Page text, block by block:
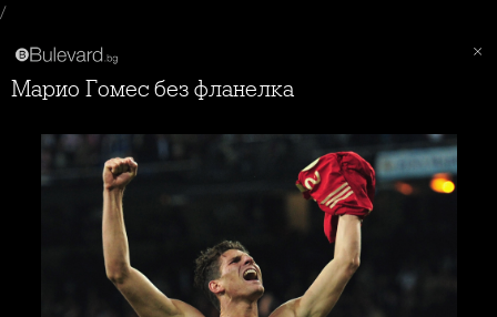
/
Марио Гомес без фланелка